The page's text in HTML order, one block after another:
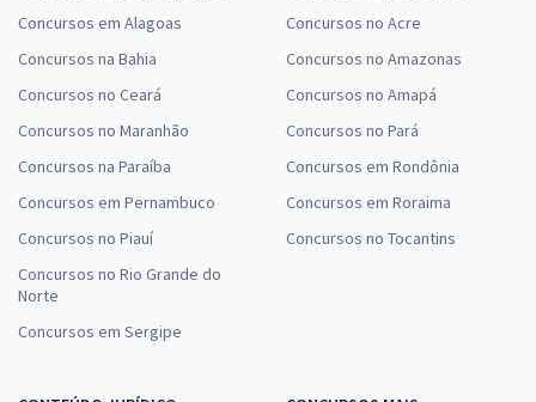
Concursos em Alagoas
Concursos na Bahia
Concursos no Ceará
Concursos no Maranhão
Concursos na Paraíba
Concursos em Pernambuco
Concursos no Piauí
Concursos no Rio Grande do
Norte
Concursos em Sergipe
Concursos no Acre
Concursos no Amazonas
Concursos no Amapá
Concursos no Pará
Concursos em Rondônia
Concursos em Roraima
Concursos no Tocantins